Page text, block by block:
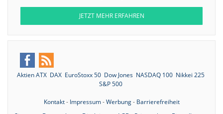
JETZT MEHR ERFAHREN
Aktien ATX DAX EuroStoxx 50 Dow Jones NASDAQ 100 Nikkei 225
S&P 500
Kontakt- Impressum-Werbung- Barrierefreiheit